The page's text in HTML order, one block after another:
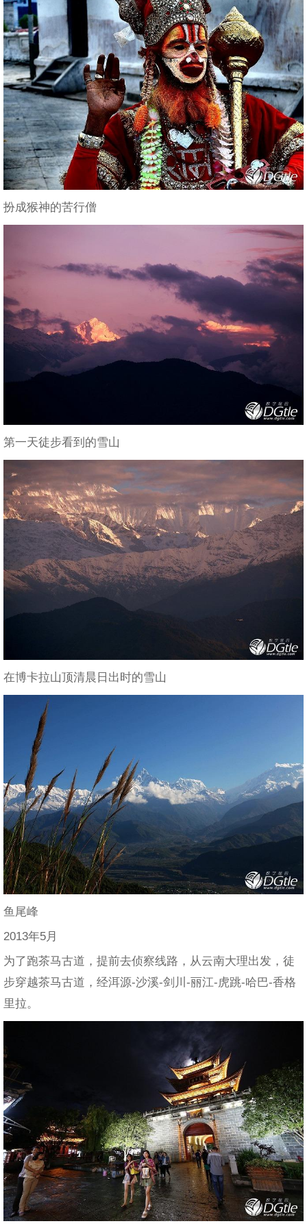
扮成猴神的苦行僧
第一天徒步看到的雪山
在博卡拉山顶清晨日出时的雪山
鱼尾峰
2013年5月
为了跑茶马古道，提前去侦察线路，从云南大理出发，徒
步穿越茶马古道，经洱源-沙溪-剑川-丽江-虎跳-哈巴-香格
里拉。